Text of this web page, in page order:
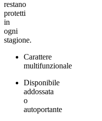
restano
protetti
in
ogni
stagione.
Carattere
multifunzionale
Disponibile
addossata
o
autoportante